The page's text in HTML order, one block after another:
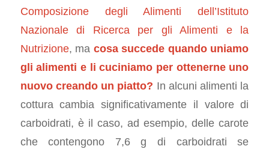
Composizione degli Alimenti dell’Istituto
Nazionale di Ricerca per gli Alimenti e la
Nutrizione, ma cosa succede quando uniamo
gli alimenti e li cuciniamo per ottenerne uno
nuovo creando un piatto? In alcuni alimenti la
cottura cambia significativamente il valore di
carboidrati, è il caso, ad esempio, delle carote
che contengono 7,6 g di carboidrati se